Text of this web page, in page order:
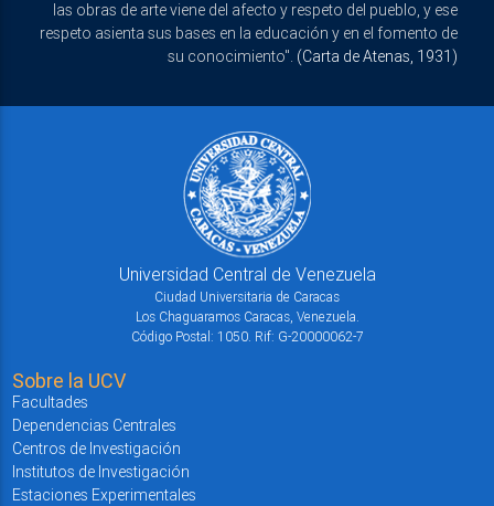
las obras de arte viene del afecto y respeto del pueblo, y ese
respeto asienta sus bases en la educación y en el fomento de
su conocimiento". (Carta de Atenas, 1931)
Universidad Central de Venezuela
Ciudad Universitaria de Caracas
Los Chaguaramos Caracas, Venezuela.
Código Postal: 1050. Rif: G-20000062-7
Sobre la UCV
Facultades
Dependencias Centrales
Centros de Investigación
Institutos de Investigación
Estaciones Experimentales